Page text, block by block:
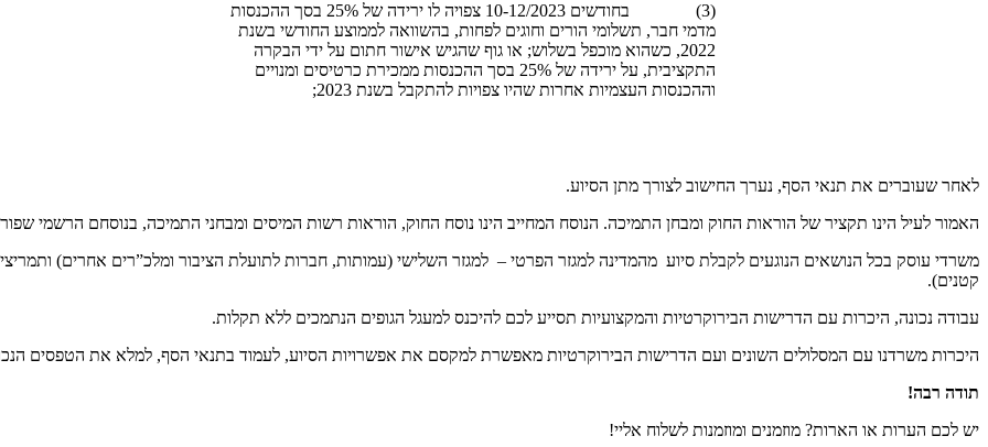
(3) בחודשים 10-12/2023 צפויה לו ירידה של 25% בסך ההכנסות
מדמי חבר, תשלומי הורים וחוגים לפחות, בהשוואה לממוצע החודשי בשנת
2022, כשהוא מוכפל בשלוש; או גוף שהגיש אישור חתום על ידי הבקרה
התקציבית, על ירידה של 25% בסך ההכנסות ממכירת כרטיסים ומנויים
וההכנסות העצמיות אחרות שהיו צפויות להתקבל בשנת 2023;
לאחר שעוברים את תנאי הסף, נערך החישוב לצורך מתן הסיוע.
האמור לעיל הינו תקציר של הוראות החוק ומבחן התמיכה. הנוסח המחייב הינו נוסח החוק, הוראות רשות המיסים ומבחני התמיכה, בנוסחם הרשמי
משרדי עוסק בכל הנושאים הנוגעים לקבלת סיוע מהמדינה למגזר הפרטי – למגזר השלישי (עמותות, חברות לתועלת הציבור ומלכ”רים אחרים)
קטנים).
עבודה נכונה, היכרות עם הדרישות הבירוקרטיות והמקצועיות תסייע לכם להיכנס למעגל הגופים הנתמכים ללא תקלות.
היכרות משרדנו עם המסלולים השונים ועם הדרישות הבירוקרטיות מאפשרת למקסם את אפשרויות הסיוע, לעמוד בתנאי הסף, למלא את הטפסים
תודה רבה!
יש לכם הערות או הארות? מוזמנים ומוזמנות לשלוח אליי!